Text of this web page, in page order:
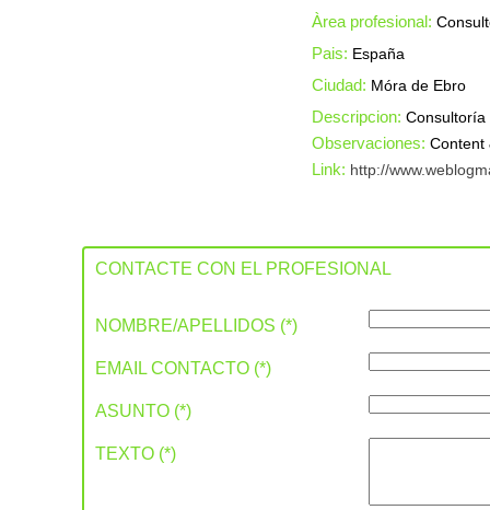
Àrea profesional:
Pais: España
Ciudad: Móra de Ebro
Descripcion:Consultoría
Observaciones:Content
Link: http://
CONTACTE CON EL PROFESIONAL
NOMBRE/APELLIDOS (*)
EMAIL CONTACTO (*)
ASUNTO (*)
TEXTO (*)